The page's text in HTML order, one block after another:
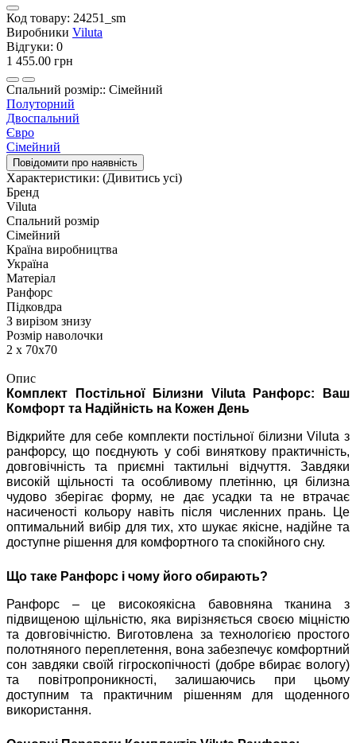
Код товару: 24251_sm
Виробники Viluta
Відгуки: 0
1 455.00 грн
Спальний розмір:: Сімейний
Полуторний
Двоспальний
Євро
Сімейний
Повідомити про наявність
Характеристики: (Дивитись усі)
Бренд
Viluta
Спальний розмір
Сімейний
Країна виробництва
Україна
Матеріал
Ранфорс
Підковдра
З вирізом знизу
Розмір наволочки
2 х 70х70
Опис
Комплект Постільної Білизни Viluta Ранфорс: Ваш
Комфорт та Надійність на Кожен День
Відкрийте для себе комплекти постільної білизни Viluta з
ранфорсу, що поєднують у собі виняткову практичність,
довговічність та приємні тактильні відчуття. Завдяки
високій щільності та особливому плетінню, ця білизна
чудово зберігає форму, не дає усадки та не втрачає
насиченості кольору навіть після численних прань. Це
оптимальний вибір для тих, хто шукає якісне, надійне та
доступне рішення для комфортного та спокійного сну.
Що таке Ранфорс і чому його обирають?
Ранфорс – це високоякісна бавовняна тканина з
підвищеною щільністю, яка вирізняється своєю міцністю
та довговічністю. Виготовлена за технологією простого
полотняного переплетення, вона забезпечує комфортний
сон завдяки своїй гігроскопічності (добре вбирає вологу)
та повітропроникності, залишаючись при цьому
доступним та практичним рішенням для щоденного
використання.